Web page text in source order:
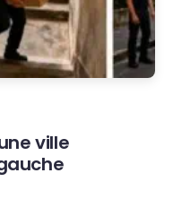
ville